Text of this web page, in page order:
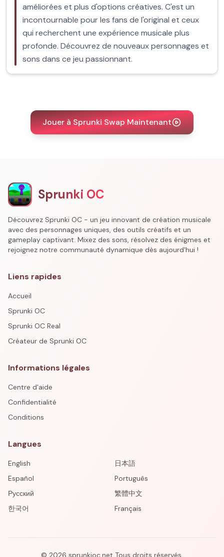
améliorées et plus d'options créatives. C'est un
incontournable pour les fans de l'original et ceux
qui recherchent une expérience musicale plus
profonde. Découvrez de nouveaux personnages et
sons dans ce jeu passionnant.
Jouer à Sprunki Swap Maintenant
Sprunki OC
Découvrez Sprunki OC - un jeu innovant de création musicale
avec des personnages uniques, des outils créatifs et un
gameplay captivant. Mixez des sons, résolvez des énigmes et
rejoignez notre communauté dynamique dès aujourd'hui !
Liens rapides
Accueil
Sprunki OC
Sprunki OC Real
Créateur de Sprunki OC
Informations légales
Centre d'aide
Confidentialité
Conditions
Langues
English
日本語
Español
Português
Русский
繁體中文
한국어
Français
© 2026 sprunkioc.net Tous droits réservés.